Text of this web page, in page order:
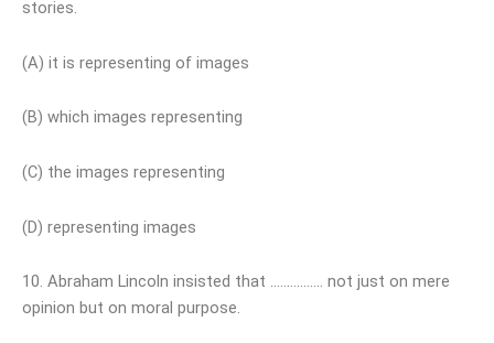
stories.
(A) it is representing of images
(B) which images representing
(C) the images representing
(D) representing images
10. Abraham Lincoln insisted that ……………. not just on mere
opinion but on moral purpose.